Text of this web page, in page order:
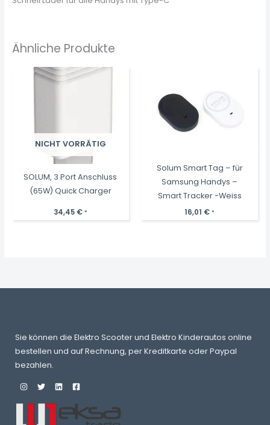
Ähnliche Produkte
NICHT VORRÄTIG
SOLUM, 3 Port Anschluss
(65W) Quick Charger
34,45 € *
Solum Smart Tag – für
Samsung Handys –
Smart Tracker -Weiss
16,01 € *
Sie können die Elektro Scooter und Elektro Kinderautos online
bestellen und auf Rechnung, per Kreditkarte oder Paypal
bezahlen.